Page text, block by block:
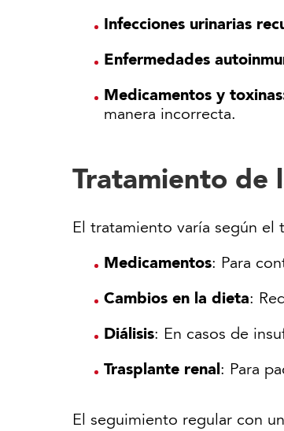
Infecciones urinarias
Enfermedades
Medicamentos y
manera incorrecta.
Tratamiento de
El tratamiento varía según el
Medicamentos: Para
Cambios en la dieta:
Diálisis: En casos de
Trasplante renal: Para
El seguimiento regular con